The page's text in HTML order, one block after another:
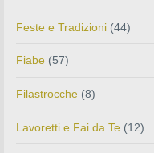
Feste e Tradizioni (44)
Fiabe (57)
Filastrocche (8)
Lavoretti e Fai da Te (12)